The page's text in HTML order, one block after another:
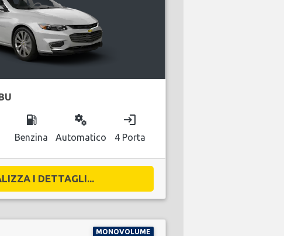
local_gas_station
Benzina
miscellaneous_services
Automatico
login
4 Porta
I DETTAGLI...
MONOVOLUME